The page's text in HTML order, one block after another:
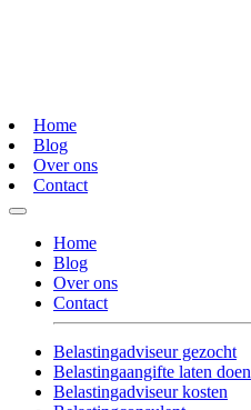
Home
Blog
Over ons
Contact
Home
Blog
Over ons
Contact
Belastingadviseur gezocht
Belastingaangifte laten doen
Belastingadviseur kosten